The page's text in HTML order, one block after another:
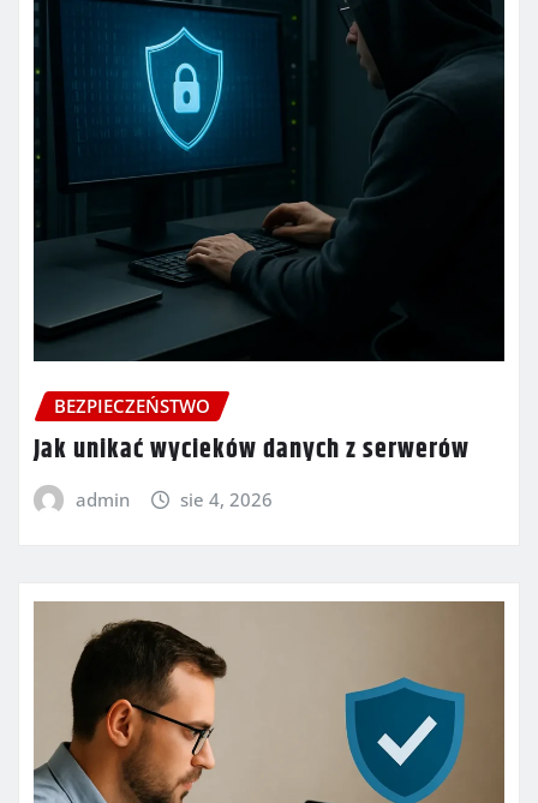
BEZPIECZEŃSTWO
Jak unikać wycieków danych z serwerów
admin sie 4, 2026